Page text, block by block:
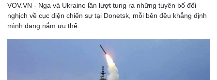
VOV.VN - Nga và Ukraine lần lượt tung ra những tuyên bố đối
nghịch về cục diện chiến sự tại Donetsk, mỗi bên đều khẳng định
mình đang nắm ưu thế.